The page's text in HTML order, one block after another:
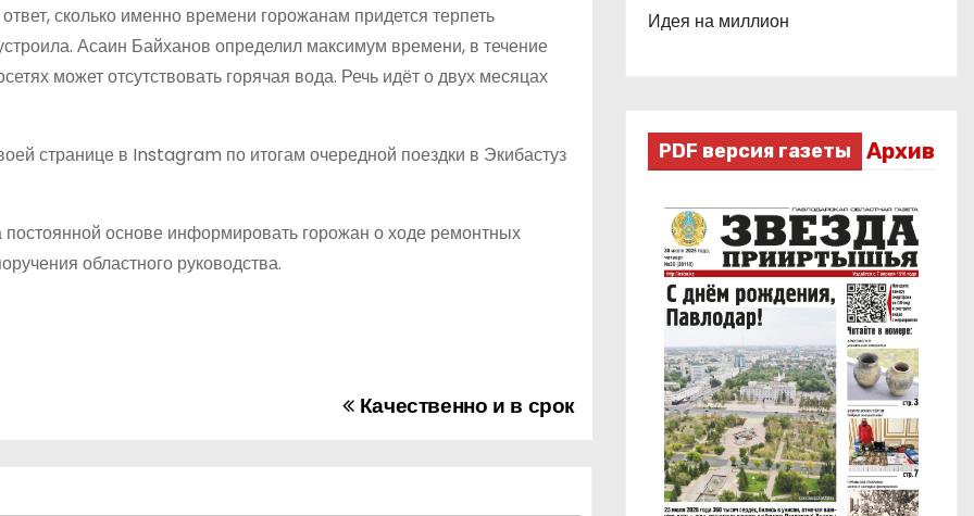
сколько именно времени горожанам придется терпеть
Асаин Байханов определил максимум времени, в течение
может отсутствовать горячая вода. Речь идёт о двух месяцах
странице в Instagram по итогам очередной поездки в Экибастуз
основе информировать горожан о ходе ремонтных
областного руководства.
Качественно и в срок
Идея на миллион
PDF версия газеты Архив